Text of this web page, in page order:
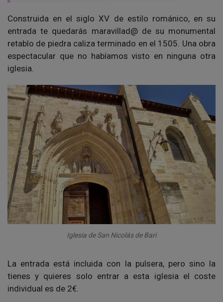
Construida en el siglo XV de estilo románico, en su
entrada te quedarás maravillad@ de su monumental
retablo de piedra caliza terminado en el 1505. Una obra
espectacular que no habíamos visto en ninguna otra
iglesia.
Iglesia de San Nicolás de Bari
La entrada está incluida con la pulsera, pero sino la
tienes y quieres solo entrar a esta iglesia el coste
individual es de 2€.